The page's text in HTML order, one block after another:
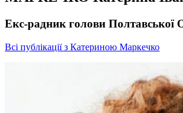
Екс-радник голови Полтавської
Всі публікації з Катериною Маркечко